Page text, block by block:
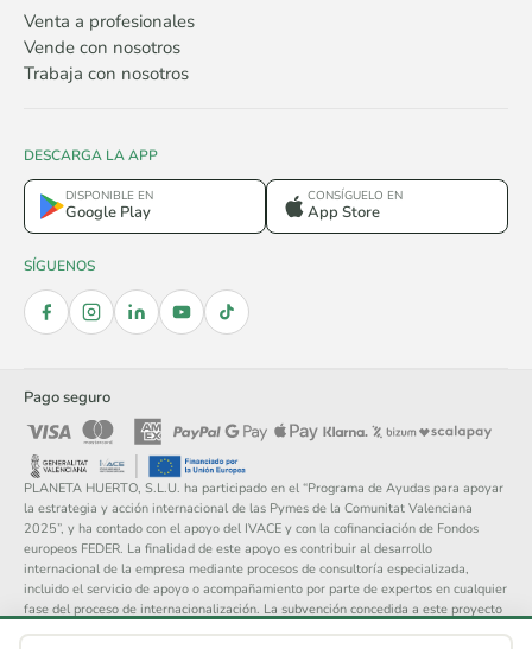
Venta a profesionales
Vende con nosotros
Trabaja con nosotros
DESCARGA LA APP
DISPONIBLE EN
Google Play
CONSÍGUELO EN
App Store
SÍGUENOS
Pago seguro
PLANETA HUERTO, S.L.U. ha participado en el “Programa de Ayudas para apoyar
la estrategia y acción internacional de las Pymes de la Comunitat Valenciana
2025”, y ha contado con el apoyo del IVACE y con la cofinanciación de Fondos
europeos FEDER. La finalidad de este apoyo es contribuir al desarrollo
internacional de la empresa mediante procesos de consultoría especializada,
incluido el servicio de apoyo o acompañamiento por parte de expertos en cualquier
fase del proceso de internacionalización. La subvención concedida a este proyecto
asciende a 14.148 €.